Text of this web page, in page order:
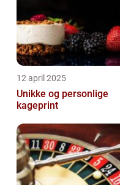
12 april 2025
Unikke og personlige
kageprint